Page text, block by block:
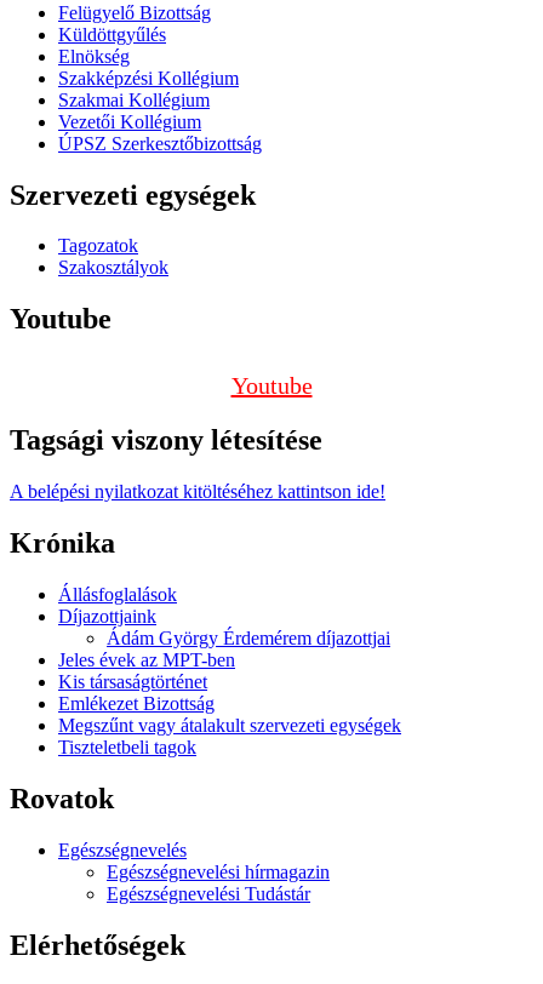
Felügyelő Bizottság
Küldöttgyűlés
Elnökség
Szakképzési Kollégium
Szakmai Kollégium
Vezetői Kollégium
ÚPSZ Szerkesztőbizottság
Szervezeti egységek
Tagozatok
Szakosztályok
Youtube
Youtube
Tagsági viszony létesítése
A belépési nyilatkozat kitöltéséhez kattintson ide!
Krónika
Állásfoglalások
Díjazottjaink
Ádám György Érdemérem díjazottjai
Jeles évek az MPT-ben
Kis társaságtörténet
Emlékezet Bizottság
Megszűnt vagy átalakult szervezeti egységek
Tiszteletbeli tagok
Rovatok
Egészségnevelés
Egészségnevelési hírmagazin
Egészségnevelési Tudástár
Elérhetőségek